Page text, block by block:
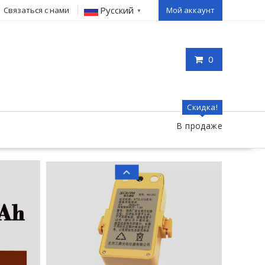
Связаться с нами Русский ▼ Мой аккаунт
0
Скидка!
В продаже
Оригинальный